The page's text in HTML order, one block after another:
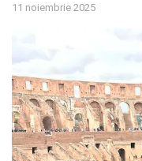
11 noiembrie 2025